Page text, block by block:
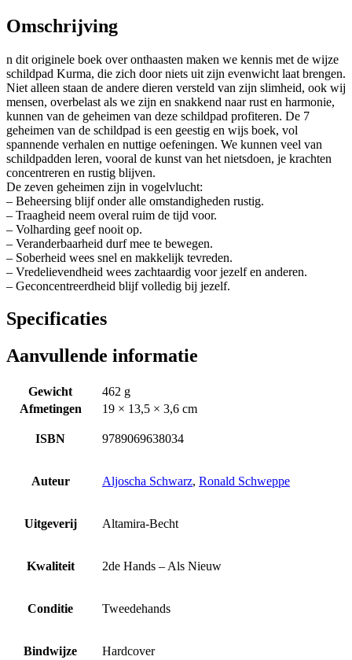
Omschrijving
n dit originele boek over onthaasten maken we kennis met de wijze
schildpad Kurma, die zich door niets uit zijn evenwicht laat brengen.
Niet alleen staan de andere dieren versteld van zijn slimheid, ook wij
mensen, overbelast als we zijn en snakkend naar rust en harmonie,
kunnen van de geheimen van deze schildpad profiteren. De 7
geheimen van de schildpad is een geestig en wijs boek, vol
spannende verhalen en nuttige oefeningen. We kunnen veel van
schildpadden leren, vooral de kunst van het nietsdoen, je krachten
concentreren en rustig blijven.
De zeven geheimen zijn in vogelvlucht:
– Beheersing blijf onder alle omstandigheden rustig.
– Traagheid neem overal ruim de tijd voor.
– Volharding geef nooit op.
– Veranderbaarheid durf mee te bewegen.
– Soberheid wees snel en makkelijk tevreden.
– Vredelievendheid wees zachtaardig voor jezelf en anderen.
– Geconcentreerdheid blijf volledig bij jezelf.
Specificaties
Aanvullende informatie
Gewicht
462 g
Afmetingen
19 × 13,5 × 3,6 cm
ISBN 9789069638034
Auteur Aljoscha Schwarz, Ronald Schweppe
Uitgeverij Altamira-Becht
Kwaliteit 2de Hands – Als Nieuw
Conditie Tweedehands
Bindwijze Hardcover